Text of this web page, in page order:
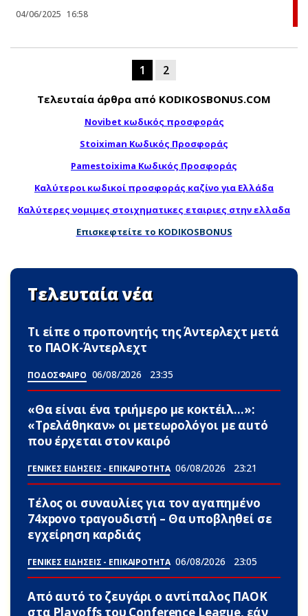
04/06/2025 16:58
1 2
Τελευταία άρθρα από KODIKOSBONUS.COM
Novibet κωδικός προσφοράς
Stoiximan Κωδικός Προσφοράς
Pamestoixima Κωδικός Προσφοράς
Καλύτεροι κωδικοί προσφοράς καζίνο για Ελλάδα
Καλύτερες νομιμες στοιχηματικες εταιριες στην ελλαδα
Επισκεφτείτε το KODIKOSBONUS
Τελευταία νέα
Τι είπε ο προπονητής της Άντερλεχτ μετά
το ΠΑΟΚ-Άντερλεχτ
ΠΟΔΟΣΦΑΙΡΟ 06/08/2026 23:35
«Θα είναι ένα τριήμερο με κοκτέιλ…»:
«Τρελάθηκαν» οι μετεωρολόγοι με αuτό
που έρχεται στον καιρό
ΓΕΝΙΚΕΣ ΕΙΔΗΣΕΙΣ - ΕΠΙΚΑΙΡΟΤΗΤΑ 06/08/2026 23:21
Τέλος οι συναυλίες για τον αγαπημένο
74xpovo τραγουδιστή – Θα υποβληθεί σε
εγχείρηση καρδιάς
ΓΕΝΙΚΕΣ ΕΙΔΗΣΕΙΣ - ΕΠΙΚΑΙΡΟΤΗΤΑ 06/08/2026 23:05
Από αυτό το ζευγάρι ο αντίπαλος ΠΑΟΚ
στα Playoffs του Conference League, εάν